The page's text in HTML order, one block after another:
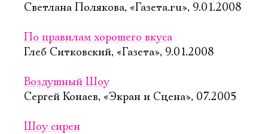
Светлана Полякова, «Газета.ru», 9.01.2008
По правилам хорошего вкуса
Глеб Ситковский, «Газета», 9.01.2008
Воздушный Шоу
Сергей Конаев, «Экран и Сцена», 07.2005
Шоу сирен